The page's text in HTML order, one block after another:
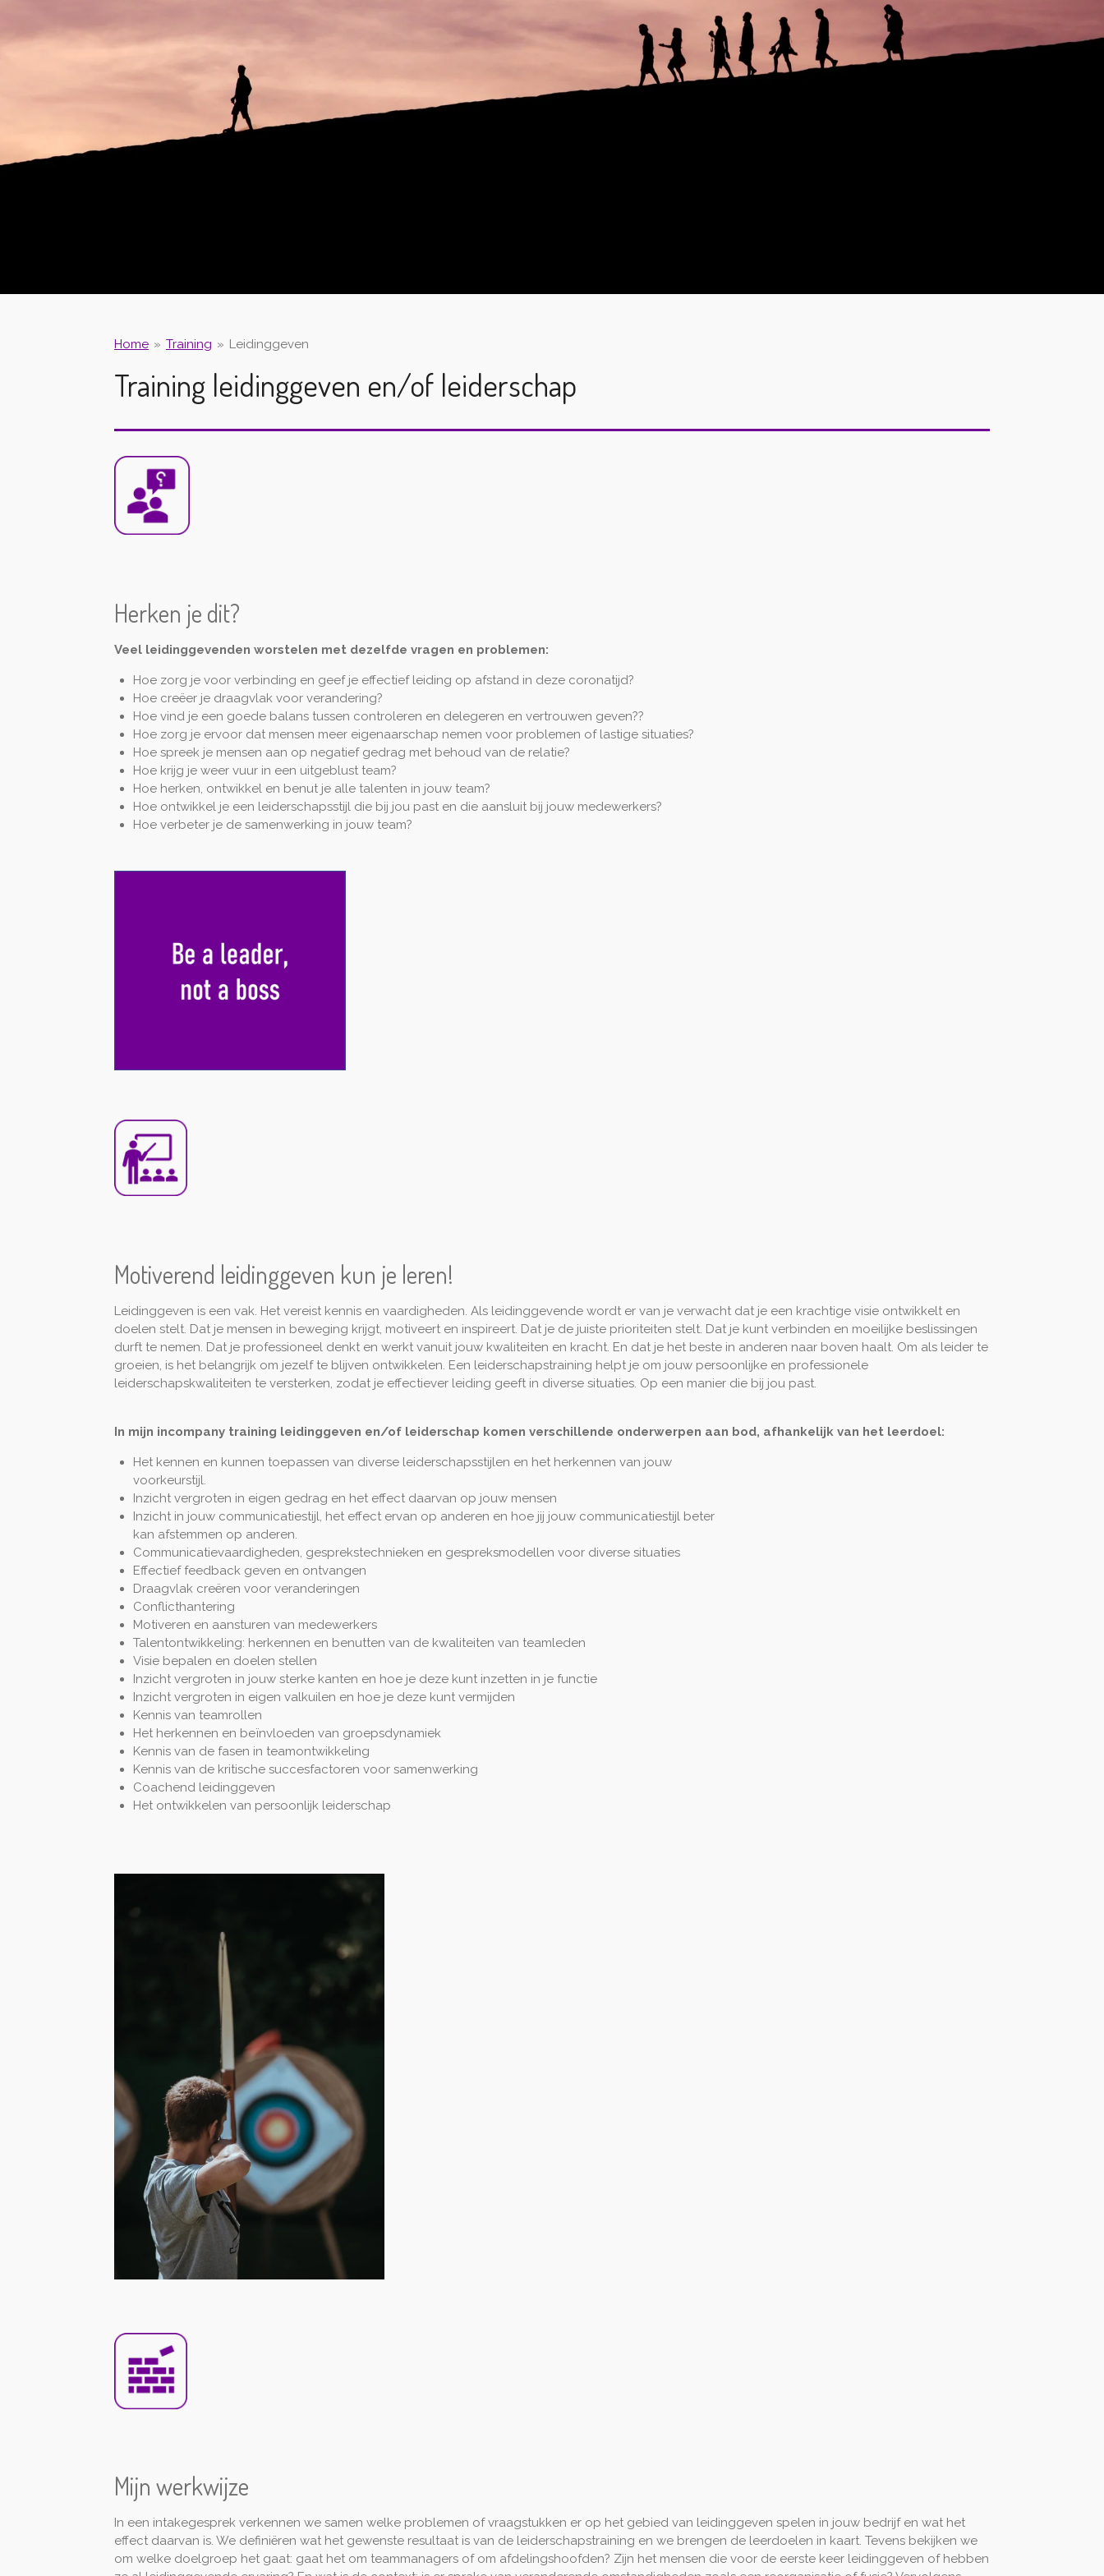
Home » Training » Leidinggeven
Training leidinggeven en/of leiderschap
Herken je dit?
Veel leidinggevenden worstelen met dezelfde vragen en problemen:
Hoe zorg je voor verbinding en geef je effectief leiding op afstand in deze coronatijd?
Hoe creëer je draagvlak voor verandering?
Hoe vind je een goede balans tussen controleren en delegeren en vertrouwen geven??
Hoe zorg je ervoor dat mensen meer eigenaarschap nemen voor problemen of lastige situaties?
Hoe spreek je mensen aan op negatief gedrag met behoud van de relatie?
Hoe krijg je weer vuur in een uitgeblust team?
Hoe herken, ontwikkel en benut je alle talenten in jouw team?
Hoe ontwikkel je een leiderschapsstijl die bij jou past en die aansluit bij jouw medewerkers?
Hoe verbeter je de samenwerking in jouw team?
Motiverend leidinggeven kun je leren!
Leidinggeven is een vak. Het vereist kennis en vaardigheden. Als leidinggevende wordt er van je verwacht dat je een krachtige visie ontwikkelt en
doelen stelt. Dat je mensen in beweging krijgt, motiveert en inspireert. Dat je de juiste prioriteiten stelt. Dat je kunt verbinden en moeilijke beslissingen
durft te nemen. Dat je professioneel denkt en werkt vanuit jouw kwaliteiten en kracht. En dat je het beste in anderen naar boven haalt. Om als leider te
groeien, is het belangrijk om jezelf te blijven ontwikkelen. Een leiderschapstraining helpt je om jouw persoonlijke en professionele
leiderschapskwaliteiten te versterken, zodat je effectiever leiding geeft in diverse situaties. Op een manier die bij jou past.
In mijn incompany training leidinggeven en/of leiderschap komen verschillende onderwerpen aan bod, afhankelijk van het leerdoel:
Het kennen en kunnen toepassen van diverse leiderschapsstijlen en het herkennen van jouw
voorkeurstijl.
Inzicht vergroten in eigen gedrag en het effect daarvan op jouw mensen
Inzicht in jouw communicatiestijl, het effect ervan op anderen en hoe jij jouw communicatiestijl beter
kan afstemmen op anderen.
Communicatievaardigheden, gesprekstechnieken en gespreksmodellen voor diverse situaties
Effectief feedback geven en ontvangen
Draagvlak creëren voor veranderingen
Conflicthantering
Motiveren en aansturen van medewerkers
Talentontwikkeling: herkennen en benutten van de kwaliteiten van teamleden
Visie bepalen en doelen stellen
Inzicht vergroten in jouw sterke kanten en hoe je deze kunt inzetten in je functie
Inzicht vergroten in eigen valkuilen en hoe je deze kunt vermijden
Kennis van teamrollen
Het herkennen en beïnvloeden van groepsdynamiek
Kennis van de fasen in teamontwikkeling
Kennis van de kritische succesfactoren voor samenwerking
Coachend leidinggeven
Het ontwikkelen van persoonlijk leiderschap
Mijn werkwijze
In een intakegesprek verkennen we samen welke problemen of vraagstukken er op het gebied van leidinggeven spelen in jouw bedrijf en wat het
effect daarvan is. We definiëren wat het gewenste resultaat is van de leiderschapstraining en we brengen de leerdoelen in kaart. Tevens bekijken we
om welke doelgroep het gaat: gaat het om teammanagers of om afdelingshoofden? Zijn het mensen die voor de eerste keer leidinggeven of hebben